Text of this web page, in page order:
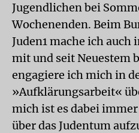
Jugendlichen bei
Wochenenden. Beim
Juden1 mache ich
mit und seit Neuestem
engagiere ich mich in
»Aufklärungsarbeit«
mich ist es dabei
über das Judentum